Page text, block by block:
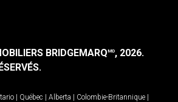
BRIDGEMARQMD, 2026.
Québec Alberta Colombie-Britannique